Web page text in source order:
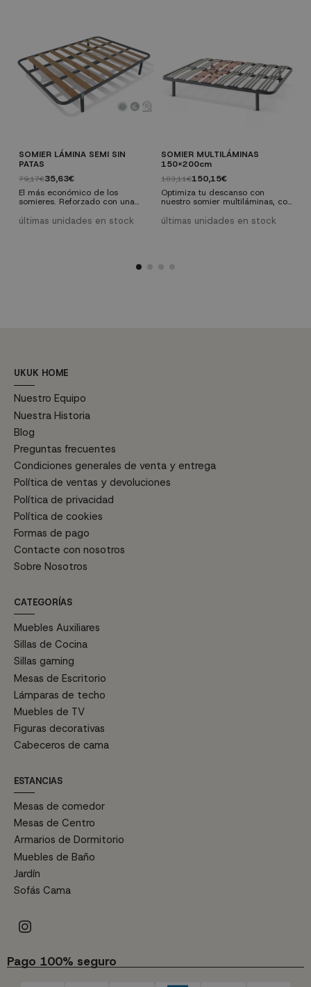
SOMIER LÁMINA SEMI SIN
PATAS
79,17€35,63€
El más económico de los
somieres. Reforzado con una
120 y con dos barras centrales
últimas unidades en stock
SOMIER MULTILÁMINAS
150x200cm
183,11€150,15€
Optimiza tu descanso con
nuestro somier multiláminas, con
Su diseño resistente y funcional
últimas unidades en stock
UKUK HOME
Nuestro Equipo
Nuestra Historia
Blog
Preguntas frecuentes
Condiciones generales de venta y entrega
Política de ventas y devoluciones
Política de privacidad
Política de cookies
Formas de pago
Contacte con nosotros
Sobre Nosotros
CATEGORÍAS
Muebles Auxiliares
Sillas de Cocina
Sillas gaming
Mesas de Escritorio
Lámparas de techo
Muebles de TV
Figuras decorativas
Cabeceros de cama
ESTANCIAS
Mesas de comedor
Mesas de Centro
Armarios de Dormitorio
Muebles de Baño
Jardín
Sofás Cama
Pago 100% seguro